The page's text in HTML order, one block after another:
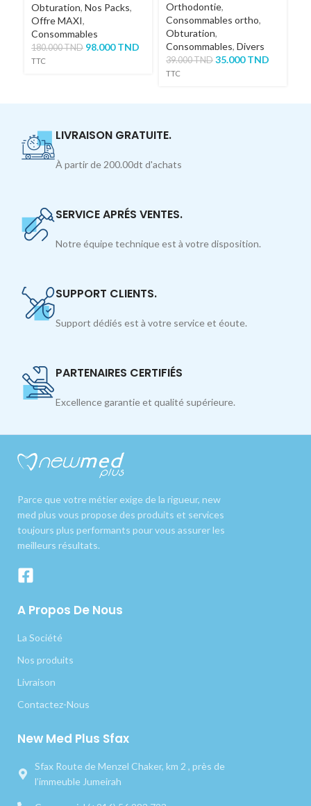
Obturation, Nos Packs,
Offre MAXI,
Consommables
180.000TND 98.000TND
TTC
Orthodontie,
Consommables ortho,
Obturation,
Consommables, Divers
39.000TND 35.000TND
TTC
LIVRAISON GRATUITE.
À partir de 200.00dt d'achats
SERVICE APRÉS VENTES.
Notre équipe technique est à votre disposition.
SUPPORT CLIENTS.
Support dédiés est à votre service et éoute.
PARTENAIRES CERTIFIÉS
Excellence garantie et qualité supérieure.
Parce que votre métier exige de la rigueur, new
med plus vous propose des produits et services
toujours plus performants pour vous assurer les
meilleurs résultats.
A Propos De Nous
La Société
Nos produits
Livraison
Contactez-Nous
New Med Plus Sfax
Sfax Route de Menzel Chaker, km 2 , près de
l’immeuble Jumeirah